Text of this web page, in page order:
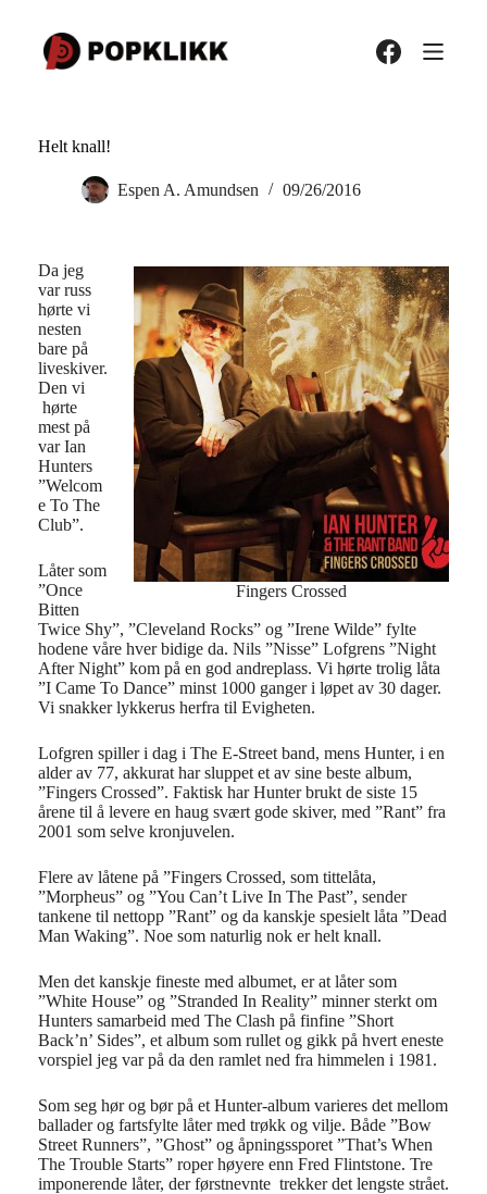
innholdet
Helt knall!
Espen A. Amundsen 09/26/2016
Fingers Crossed
Da jeg
var russ
hørte vi
nesten
bare på
liveskiver.
Den vi
hørte
mest på
var Ian
Hunters
”Welcom
e To The
Club”.
Låter som
”Once
Bitten
Twice Shy”, ”Cleveland Rocks” og ”Irene Wilde” fylte
hodene våre hver bidige da. Nils ”Nisse” Lofgrens ”Night
After Night” kom på en god andreplass. Vi hørte trolig låta
”I Came To Dance” minst 1000 ganger i løpet av 30 dager.
Vi snakker lykkerus herfra til Evigheten.
Lofgren spiller i dag i The E-Street band, mens Hunter, i en
alder av 77, akkurat har sluppet et av sine beste album,
”Fingers Crossed”. Faktisk har Hunter brukt de siste 15
årene til å levere en haug svært gode skiver, med ”Rant” fra
2001 som selve kronjuvelen.
Flere av låtene på ”Fingers Crossed, som tittelåta,
”Morpheus” og ”You Can’t Live In The Past”, sender
tankene til nettopp ”Rant” og da kanskje spesielt låta ”Dead
Man Waking”. Noe som naturlig nok er helt knall.
Men det kanskje fineste med albumet, er at låter som
”White House” og ”Stranded In Reality” minner sterkt om
Hunters samarbeid med The Clash på finfine ”Short
Back’n’ Sides”, et album som rullet og gikk på hvert eneste
vorspiel jeg var på da den ramlet ned fra himmelen i 1981.
Som seg hør og bør på et Hunter-album varieres det mellom
ballader og fartsfylte låter med trøkk og vilje. Både ”Bow
Street Runners”, ”Ghost” og åpningssporet ”That’s When
The Trouble Starts” roper høyere enn Fred Flintstone. Tre
imponerende låter, der førstnevnte trekker det lengste strået.